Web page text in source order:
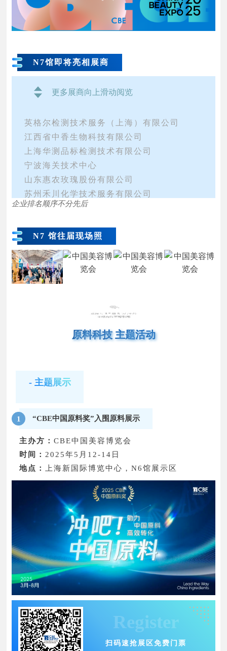
宁德高大生态农业开发有限公司
云南悦馨香料科技有限公司
杭州孚博科技有限公司
深圳市健元医药科技有限公司
悠立朴华化学（苏州）有限公司
江苏金普诺安生物科技股份有限公司
鎏年（山东）生物科技有限公司
希施生物科技（上海）有限公司
广州瑞美实业有限公司
安徽幸福益生再生医学科技有限公司
余姚莱孚斯本健康科技有限公司
广州化式源生物科技有限公司
郑州源创基因科技有限公司
北京正智远东化工信息咨询有限公司
苏州志恒生物科技有限公司
N7馆即将亮相展商
更多展商向上滑动阅览
英格尔检测技术服务（上海）有限公司
江西省中香生物科技有限公司
上海华测品标检测技术有限公司
宁波海关技术中心
山东惠农玫瑰股份有限公司
苏州禾川化学技术服务有限公司
灏图科技（上海）有限公司
广州市绿香岛日用品有限公司
斯坦德科创医药科技（青岛）有限公司
河南馥也芳香植物有限责任公司
颇黎芳香医药科技（上海）有限公司
深圳荣格广告有限公司
花无边生物科技(上海)有限公司
谱尼测试集团上海有限公司
广州泰乐化工科技有限公司
丽水美学生物科技有限公司
上海香料研究所有限公司
英测检测技术（佛山）有限公司
青岛智测检验检测有限公司
广东省保化国际认证有限公司
汕头市化妆品行业协会
山东福瑞达生物股份有限公司
辽宁千一测试评价科技发展有限公司
浙江西指生物科技有限公司
企业排名顺序不分先后
N7 馆往届现场照
N6 N7
原料科技 主题活动
- 主题展示
1 “CBE中国原料奖”入围原料展示
主办方：CBE中国美容博览会
时间： 2025年5月12-14日
地点：
上海新国际博览中心，N6馆展示区
Register
扫码速抢展区免费门票